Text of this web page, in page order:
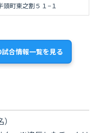
町東之割５１−１
合情報一覧を見る